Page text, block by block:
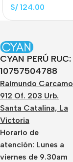
S/ 124.00
CYAN PERÚ RUC:
10757504788
Raimundo Carcamo
912 Of. 203 Urb.
Santa Catalina, La
Victoria
Horario de
atención: Lunes a
viernes de 9.30am